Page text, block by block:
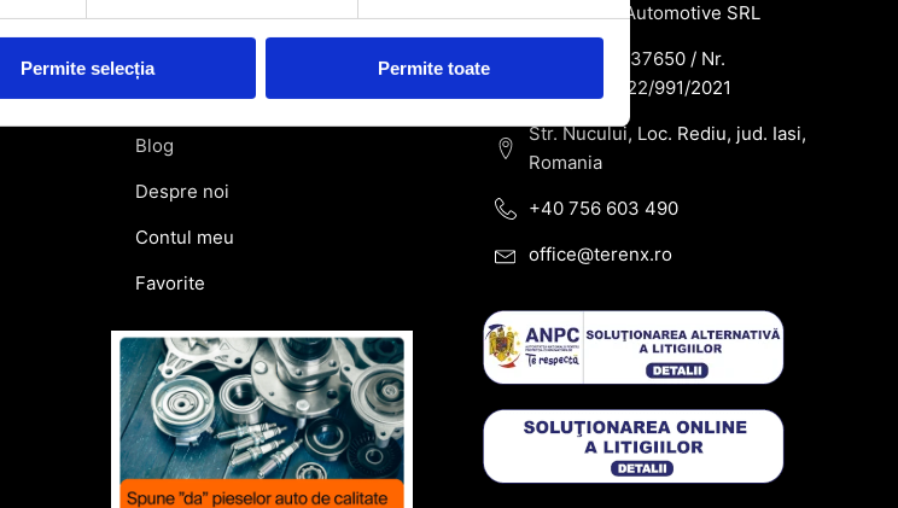
Permite selecția Permite toate
Retragere din contract
Contact
Blog
Despre noi
Contul meu
Favorite
SC Terenx Automotive SRL
CUI: RO43937650 / Nr.
Reg.Com: J22/991/2021
Str. Nucului, Loc. Rediu, jud. Iasi,
Romania
+40 756 603 490
office@terenx.ro